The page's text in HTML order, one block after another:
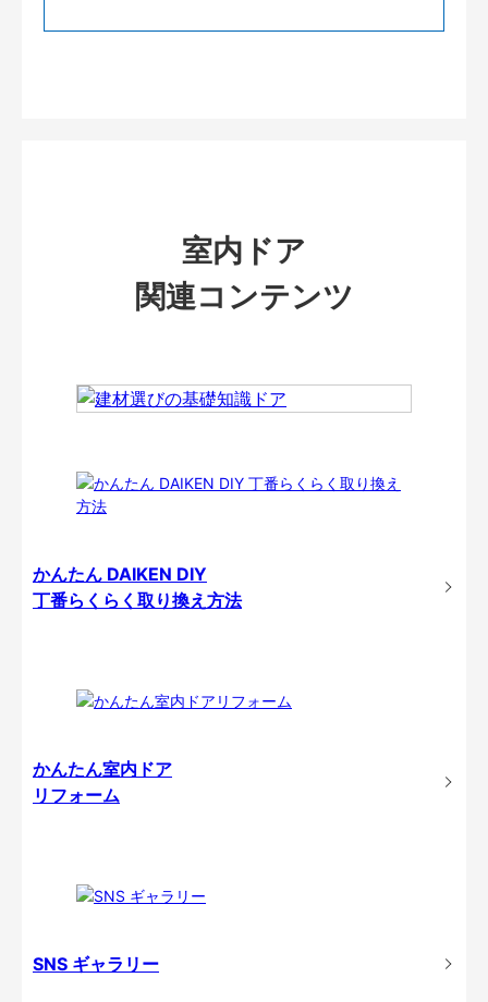
室内ドア
関連コンテンツ
かんたん DAIKEN DIY
丁番らくらく取り換え方法
かんたん室内ドア
リフォーム
SNS ギャラリー